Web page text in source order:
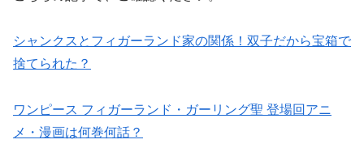
シャンクスとフィガーランド家の関係！双子だから宝箱で
捨てられた？
ワンピース フィガーランド・ガーリング聖 登場回アニ
メ・漫画は何巻何話？